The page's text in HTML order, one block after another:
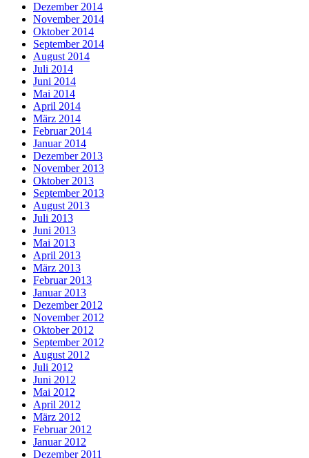
Dezember 2014
November 2014
Oktober 2014
September 2014
August 2014
Juli 2014
Juni 2014
Mai 2014
April 2014
März 2014
Februar 2014
Januar 2014
Dezember 2013
November 2013
Oktober 2013
September 2013
August 2013
Juli 2013
Juni 2013
Mai 2013
April 2013
März 2013
Februar 2013
Januar 2013
Dezember 2012
November 2012
Oktober 2012
September 2012
August 2012
Juli 2012
Juni 2012
Mai 2012
April 2012
März 2012
Februar 2012
Januar 2012
Dezember 2011